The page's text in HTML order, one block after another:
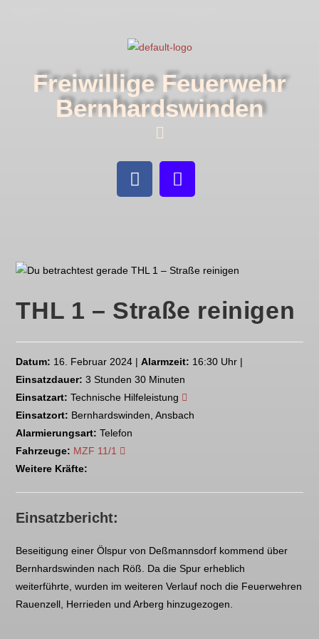
Freiwillige Feuerwehr
Bernhardswinden
THL 1 – Straße reinigen
Datum: 16. Februar 2024 |Alarmzeit: 16:30 Uhr |
Einsatzdauer: 3 Stunden 30 Minuten
Einsatzart: Technische Hilfeleistung
Einsatzort: Bernhardswinden, Ansbach
Alarmierungsart: Telefon
Fahrzeuge: MZF 11/1
Weitere Kräfte:
Einsatzbericht:
Beseitigung einer Ölspur von Deßmannsdorf kommend über
Bernhardswinden nach Röß. Da die Spur erheblich
weiterführte, wurden im weiteren Verlauf noch die Feuerwehren
Rauenzell, Herrieden und Arberg hinzugezogen.